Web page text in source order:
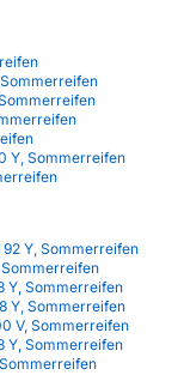
Sommerreifen
Y, Sommerreifen
92 Y, Sommerreifen
Y, Sommerreifen
Y, Sommerreifen
V, Sommerreifen
Y, Sommerreifen